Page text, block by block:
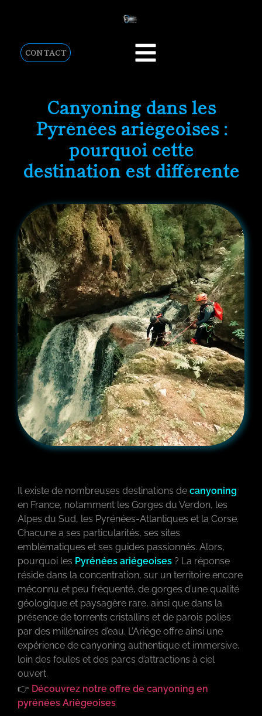
CONTACT
Canyoning dans les
Pyrénées ariégeoises :
pourquoi cette
destination est différente
Il existe de nombreuses destinations de canyoning
en France, notamment les Gorges du Verdon, les
Alpes du Sud, les Pyrénées-Atlantiques et la Corse.
Chacune a ses particularités, ses sites
emblématiques et ses guides passionnés. Alors,
pourquoi les Pyrénées ariégeoises ? La réponse
réside dans la concentration, sur un territoire encore
méconnu et peu fréquenté, de gorges d’une qualité
géologique et paysagère rare, ainsi que dans la
présence de torrents cristallins et de parois polies
par des millénaires d’eau. L’Ariège offre ainsi une
expérience de canyoning authentique et immersive,
loin des foules et des parcs d’attractions à ciel
ouvert.
👉 Découvrez notre offre de canyoning en
pyrénées Ariègeoises